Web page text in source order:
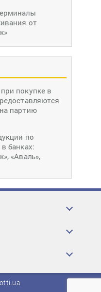
от
покупке в
партию
по
банках:
«Аваль»,